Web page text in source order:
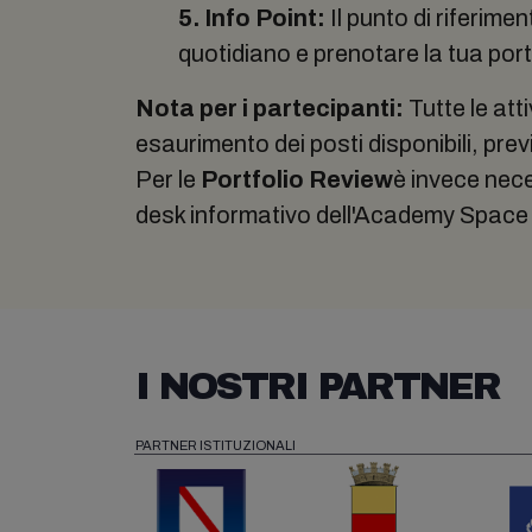
5. Info Point: Il punto di
quotidiano e prenotare la tua
Nota per i partecipanti: Tutte le
esaurimento dei posti disponibili,
Per le Portfolio Reviewè invece
desk informativo dell'Academy
I NOSTRI PARTNER
PARTNER ISTITUZIONALI